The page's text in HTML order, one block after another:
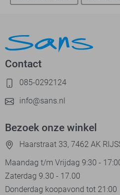
Contact
085-0292124
info@sans.nl
Bezoek onze winkel
Haarstraat 33, 7462 AK
Maandag t/m Vrijdag 9:30 -
Zaterdag 9.30 - 17.00
Donderdag koopavond tot 21:00